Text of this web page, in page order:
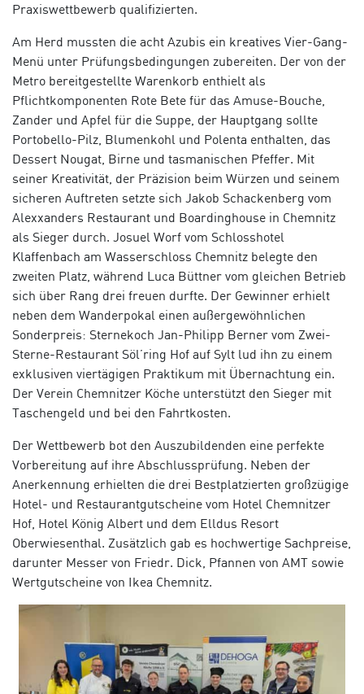
Praxiswettbewerb qualifizierten.
Am Herd mussten die acht Azubis ein kreatives Vier-Gang-
Menü unter Prüfungsbedingungen zubereiten. Der von der
Metro bereitgestellte Warenkorb enthielt als
Pflichtkomponenten Rote Bete für das Amuse-Bouche,
Zander und Apfel für die Suppe, der Hauptgang sollte
Portobello-Pilz, Blumenkohl und Polenta enthalten, das
Dessert Nougat, Birne und tasmanischen Pfeffer. Mit
seiner Kreativität, der Präzision beim Würzen und seinem
sicheren Auftreten setzte sich Jakob Schackenberg vom
Alexxanders Restaurant und Boardinghouse in Chemnitz
als Sieger durch. Josuel Worf vom Schlosshotel
Klaffenbach am Wasserschloss Chemnitz belegte den
zweiten Platz, während Luca Büttner vom gleichen Betrieb
sich über Rang drei freuen durfte. Der Gewinner erhielt
neben dem Wanderpokal einen außergewöhnlichen
Sonderpreis: Sternekoch Jan-Philipp Berner vom Zwei-
Sterne-Restaurant Söl’ring Hof auf Sylt lud ihn zu einem
exklusiven viertägigen Praktikum mit Übernachtung ein.
Der Verein Chemnitzer Köche unterstützt den Sieger mit
Taschengeld und bei den Fahrtkosten.
Der Wettbewerb bot den Auszubildenden eine perfekte
Vorbereitung auf ihre Abschlussprüfung. Neben der
Anerkennung erhielten die drei Bestplatzierten großzügige
Hotel- und Restaurantgutscheine vom Hotel Chemnitzer
Hof, Hotel König Albert und dem Elldus Resort
Oberwiesenthal. Zusätzlich gab es hochwertige Sachpreise,
darunter Messer von Friedr. Dick, Pfannen von AMT sowie
Wertgutscheine von Ikea Chemnitz.